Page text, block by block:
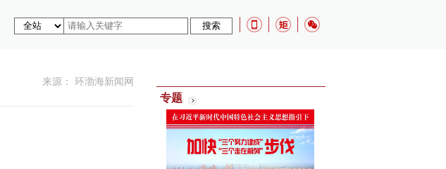
来源： 环渤海新闻网
专题